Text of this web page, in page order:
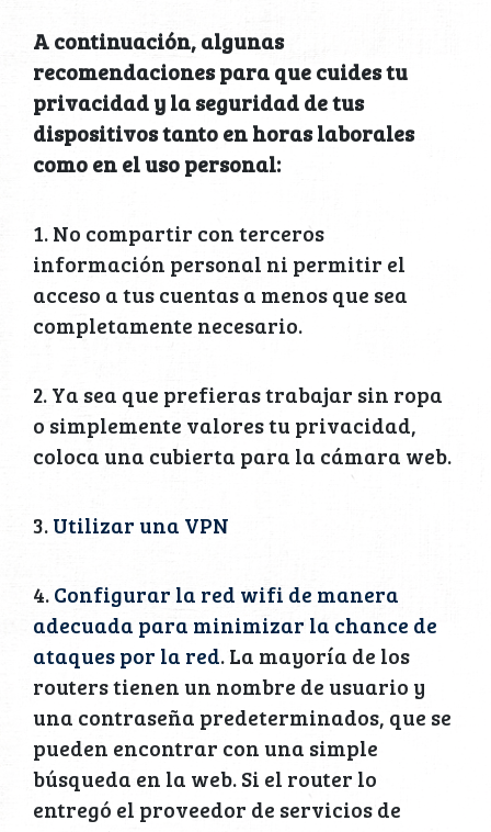
A continuación, algunas
recomendaciones para que cuides tu
privacidad y la seguridad de tus
dispositivos tanto en horas laborales
como en el uso personal:
1. No compartir con terceros
información personal ni permitir el
acceso a tus cuentas a menos que sea
completamente necesario.
2. Ya sea que prefieras trabajar sin ropa
o simplemente valores tu privacidad,
coloca una cubierta para la cámara web.
3.Utilizar una VPN
4.Configurar la red wifi de manera
adecuada para minimizar la chance de
ataques por la red. La mayoría de los
routers tienen un nombre de usuario y
una contraseña predeterminados, que se
pueden encontrar con una simple
búsqueda en la web. Si el router lo
entregó el proveedor de servicios de